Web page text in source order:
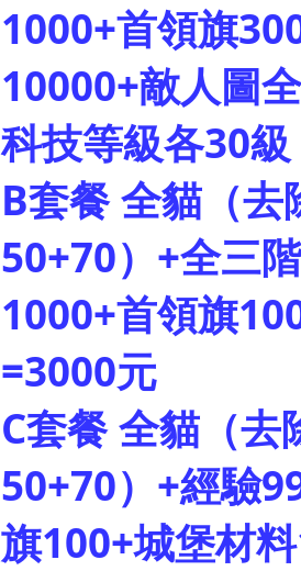
1000+首領旗
10000+敵人圖
科技等級各30
B套餐 全貓（
50+70）+全三
1000+首領旗
=3000元
C套餐 全貓（
50+70）+經驗
旗100+城堡材